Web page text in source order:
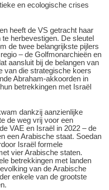
en ecologische crises
heeft de VS getracht haar
herbevestigen. De sleutel
de twee belangrijkste pijlers
– de Golfmonarchieën en
aansluit bij de belangen van
van die strategische koers
Abraham-akkoorden in
betrekkingen met Israël
dankzij aanzienlijke
de weg vrij voor een
VAE en Israël in 2022 – de
een Arabische staat. Soedan
Israël formele
vier Arabische staten.
betrekkingen met landen
van de Arabische
enkele van de grootste